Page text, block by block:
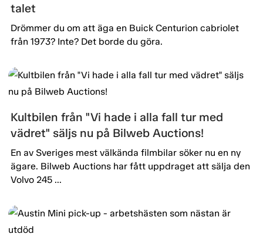
talet
Drömmer du om att äga en Buick Centurion cabriolet
från 1973? Inte? Det borde du göra.
Kultbilen från "Vi hade i alla fall tur med
vädret" säljs nu på Bilweb Auctions!
En av Sveriges mest välkända filmbilar söker nu en ny
ägare. Bilweb Auctions har fått uppdraget att sälja den
Volvo 245 ...